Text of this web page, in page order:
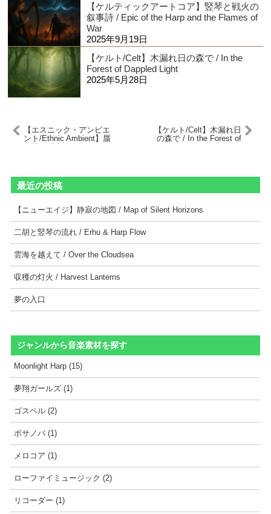
【ケルティックアートコア】竪琴と戦火の
叙事詩 / Epic of the Harp and the Flames of
War
2025年9月19日
【ケルト/Celt】木漏れ日の森で / In the
Forest of Dappled Light
2025年5月28日
【エスニック・アンビエ
ント/Ethnic Ambient】蜃
気楼の彼方へ / Beyond
【ケルト/Celt】木漏れ日
の森で / In the Forest of
最近の投稿
【ニューエイジ】静寂の地図 / Map of Silent Horizons
二胡と竪琴の流れ / Erhu & Harp Flow
雲海を越えて / Over the Cloudsea
収穫の灯火 / Harvest Lanterns
夢の入口
ジャンルから音楽素材を探す
Moonlight Harp (15)
夢翔ガールズ (1)
ゴスペル (2)
ボサノバ (1)
メロコア (1)
ローファイミュージック (2)
リコーダー (1)